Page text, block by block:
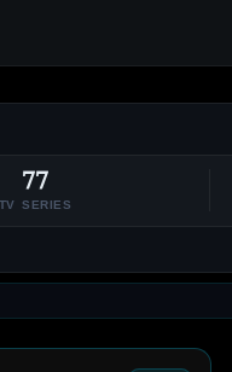
77
TV SERIES